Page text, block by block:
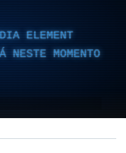
ELEMENT
NESTE MOMENTO